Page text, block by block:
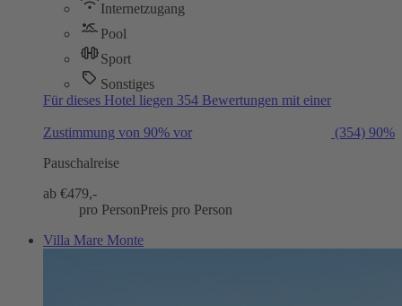
Internetzugang
Pool
Sport
Sonstiges
Für dieses Hotel liegen 354 Bewertungen mit einer
Zustimmung von 90% vor (354) 90%
Pauschalreise
ab €479,-
pro PersonPreis pro Person
Villa Mare Monte